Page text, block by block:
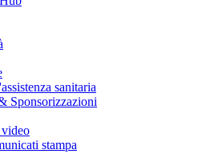
sanitaria
Sponsorizzazioni
stampa